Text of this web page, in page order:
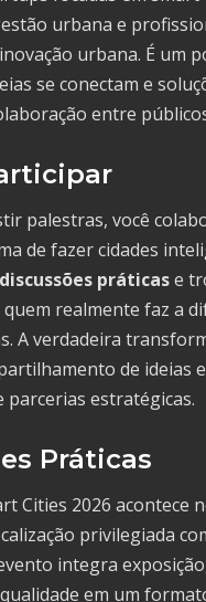
urbana e
urbana. É um
se conectam e
entre
palestras, você
de fazer cidades
discussões práticase
realmente faz a
A verdadeira
de ideias e
estratégicas.
Práticas
Cities 2026 acontece
privilegiada
integra
em um